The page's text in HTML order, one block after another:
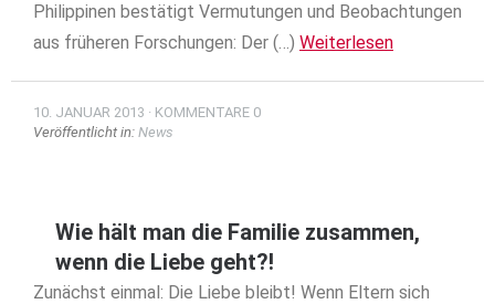
Philippinen bestätigt Vermutungen und Beobachtungen
aus früheren Forschungen: Der (…) Weiterlesen
10. JANUAR 2013
KOMMENTARE 0
Veröffentlicht in: News
Wie hält man die Familie zusammen,
wenn die Liebe geht?!
Zunächst einmal: Die Liebe bleibt! Wenn Eltern sich